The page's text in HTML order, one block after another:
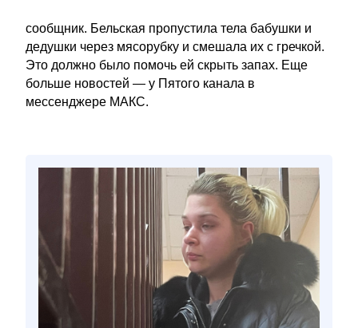
сообщник. Бельская пропустила тела бабушки и
дедушки через мясорубку и смешала их с гречкой.
Это должно было помочь ей скрыть запах. Еще
больше новостей — у Пятого канала в
мессенджере МАКС.